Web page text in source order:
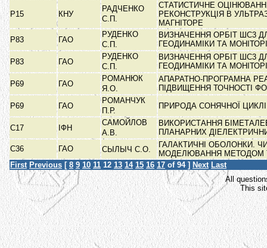
Р15 КНУ
РАДЧЕНКО
С.П.
СТАТИСТИЧНЕ
РЕКОНСТРУКЦІЯ В
МАГНІТОРЕ
Р83
ГАО
РУДЕНКО
С.П.
ВИЗНАЧЕННЯ ОРБІТ ШС3
ГЕОДИНАМІКИ ТА
Р83
ГАО
РУДЕНКО
С.П.
ВИЗНАЧЕННЯ ОРБІТ ШС3
ГЕОДИНАМІКИ ТА
Р69
ГАО
РОМАНЮК
Я.О.
АПАРАТНО-ПРОГРАМНА
ПІДВИЩЕННЯ ТОЧНОСТІ
Р69
ГАО
РОМАНЧУК
П.Р.
ПРИРОДА СОНЯЧНОЇ
С17 ІФН
САМОЙЛОВ
А.В.
ВИКОРИСТАННЯ
ПЛАНАРНИХ
С36
ГАО СЫЛЫЧ С.О.
ГАЛАКТИЧНІ ОБОЛОНКИ.
МОДЕЛЮВАННЯ МЕТОДОМ
First Previous [ 8 9 10 11 12 13 14 15 16 17 of 94 ] Next Last
All
This